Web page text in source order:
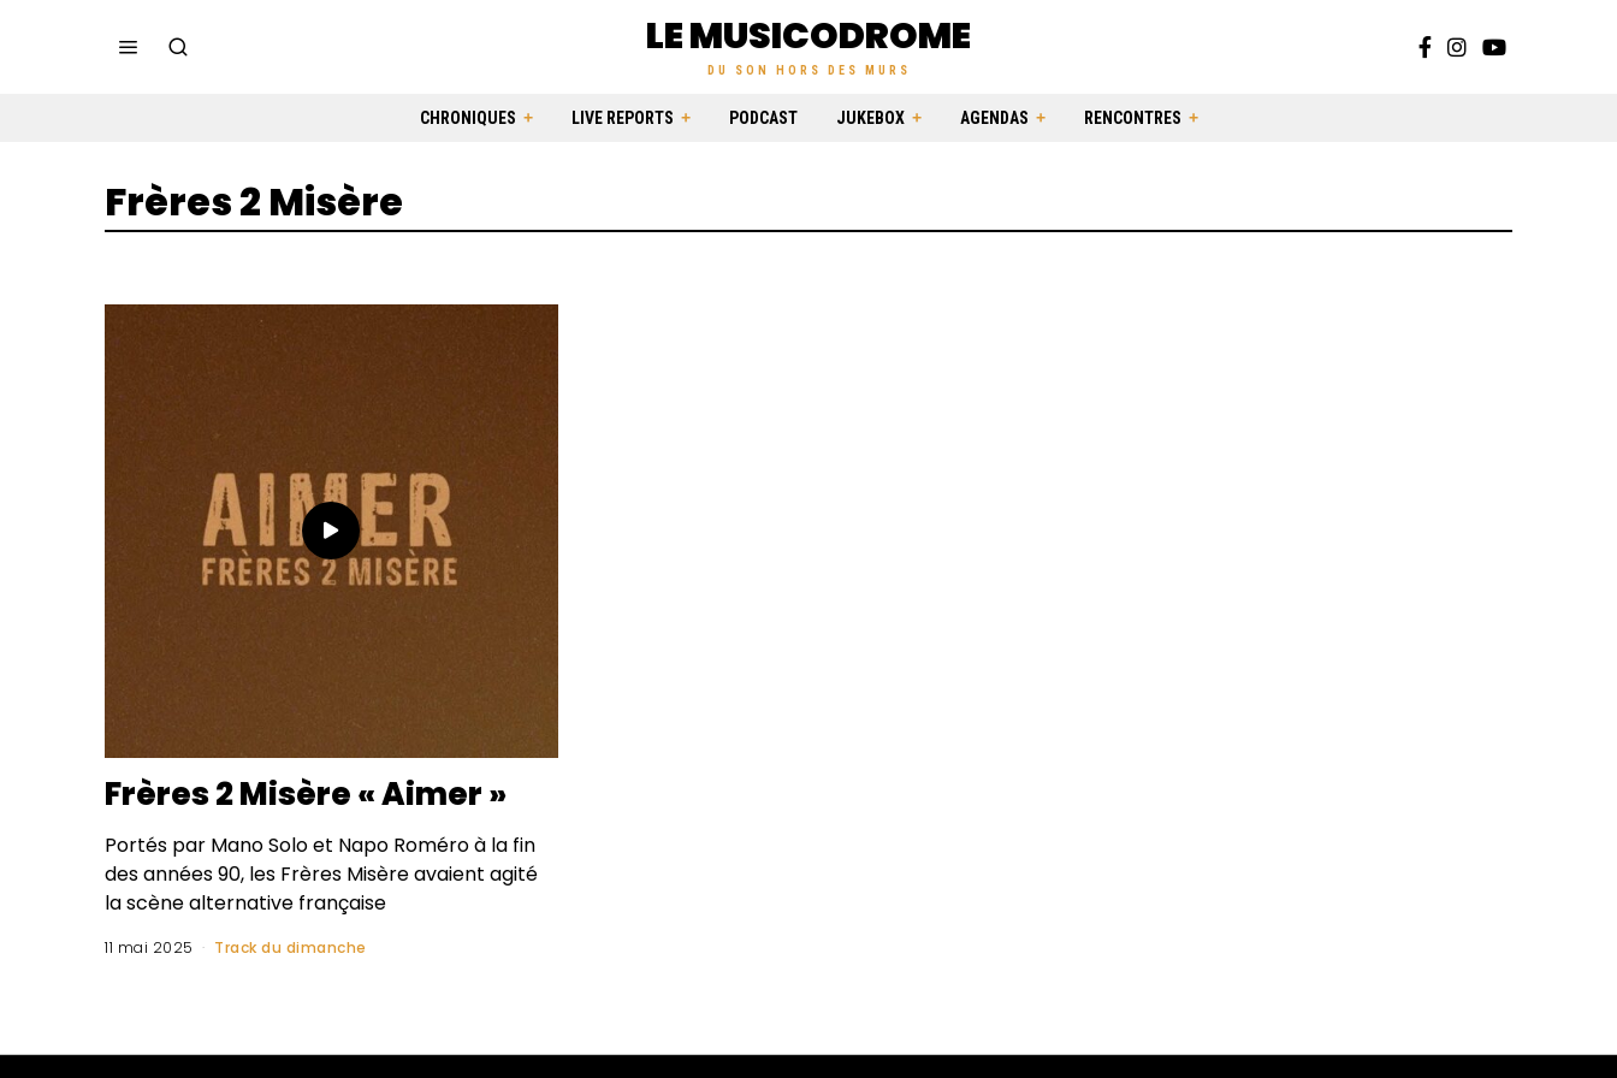
LE MUSICODROME
DU SON HORS DES MURS
CHRONIQUES LIVE REPORTS PODCAST JUKEBOX AGENDAS RENCONTRES
Frères 2 Misère
Frères 2 Misère « Aimer »
Portés par Mano Solo et Napo Roméro à la fin
des années 90, les Frères Misère avaient agité
la scène alternative française
11 mai 2025 Track du dimanche